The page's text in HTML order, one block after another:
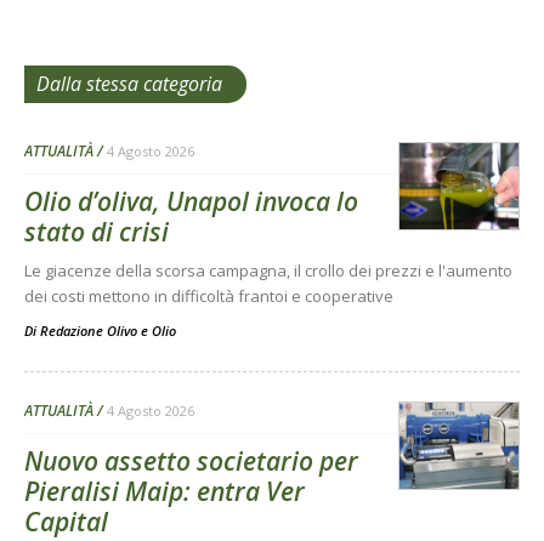
Dalla stessa categoria
ATTUALITÀ 4 Agosto 2026
Olio d’oliva, Unapol invoca lo
stato di crisi
Le giacenze della scorsa campagna, il crollo dei prezzi e l'aumento
dei costi mettono in difficoltà frantoi e cooperative
Di Redazione Olivo e Olio
ATTUALITÀ 4 Agosto 2026
Nuovo assetto societario per
Pieralisi Maip: entra Ver
Capital